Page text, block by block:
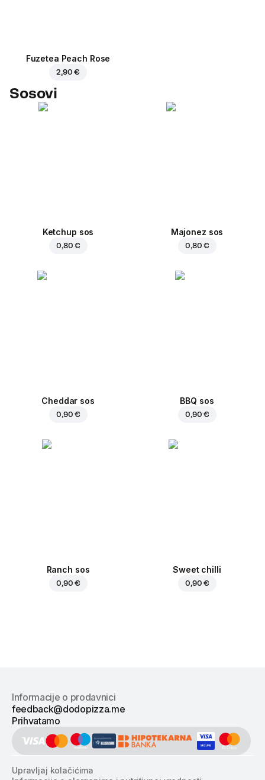
Fuzetea Peach Rose
2,90 €
Sosovi
Ketchup sos
0,80 €
Majonez sos
0,80 €
Cheddar sos
0,90 €
BBQ sos
0,90 €
Ranch sos
0,90 €
Sweet chilli
0,90 €
Informacije o prodavnici
feedback@dodopizza.me
Prihvatamo
Upravljaj kolačićima